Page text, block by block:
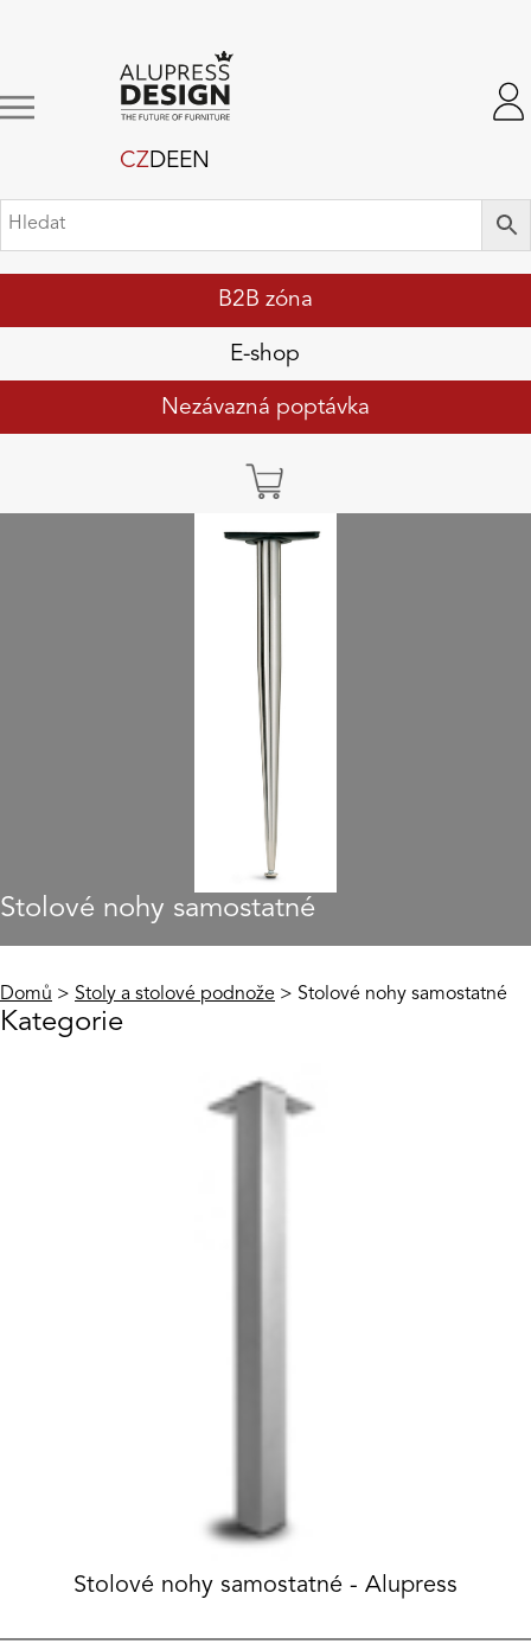
B2B zóna
E-shop
Nezávazná poptávka
CZDEEN
Stolové nohy samostatné
Domů > Stoly a stolové podnože > Stolové nohy samostatné
Kategorie
Stolové nohy samostatné - Alupress